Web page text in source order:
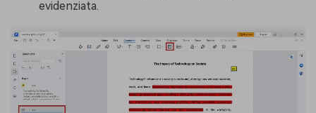
evidenziata.